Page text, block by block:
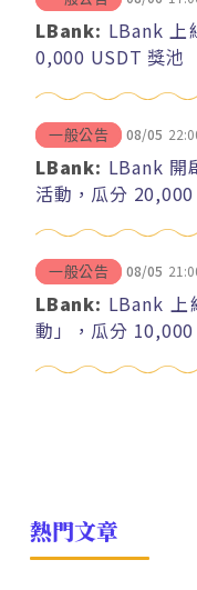
LBank: LBank 上
0,000 USDT 獎池
一般公告 08/05
LBank: LBank 開
活動，瓜分
一般公告 08/05
LBank: LBank 上
動」，瓜分
熱門文章